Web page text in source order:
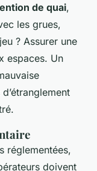
de quai,
les grues,
? Assurer une
espaces. Un
réglementées,
doivent